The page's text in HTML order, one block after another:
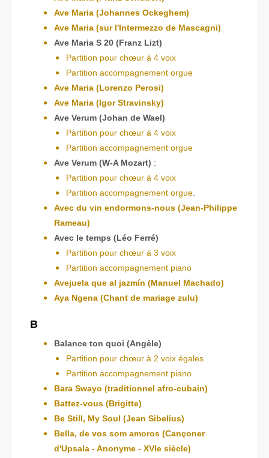
Ave Maria (Johannes Ockeghem)
Ave Maria (sur l'Intermezzo de Mascagni)
Ave Maria S 20 (Franz Lizt)
Partition pour chœur à 4 voix
Partition accompagnement orgue
Ave Maria (Lorenzo Perosi)
Ave Maria (Igor Stravinsky)
Ave Verum (Johan de Wael)
Partition pour chœur à 4 voix
Partition accompagnement orgue
Ave Verum (W-A Mozart) :
Partition pour chœur à 4 voix
Partition accompagnement orgue.
Avec du vin endormons-nous (Jean-Philippe
Rameau)
Avec le temps (Léo Ferré)
Partition pour chœur à 3 voix
Partition accompagnement piano
Avejuela que al jazmín (Manuel Machado)
Aya Ngena (Chant de mariage zulu)
B
Balance ton quoi (Angèle)
Partition pour chœur à 2 voix égales
Partition accompagnement piano
Bara Swayo (traditionnel afro-cubain)
Battez-vous (Brigitte)
Be Still, My Soul (Jean Sibelius)
Bella, de vos som amoros (Cançoner
d'Upsala - Anonyme - XVIe siècle)